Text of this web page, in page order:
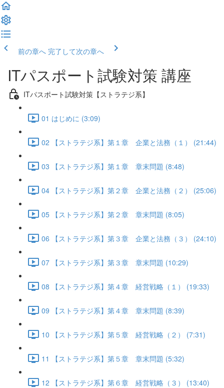
前の章へ 完了して次の章へ
ITパスポート試験対策 講座
ITパスポート試験対策【ストラテジ系】
01 はじめに (3:09)
02 【ストラテジ系】第１章 企業と法務（１） (21:44)
03 【ストラテジ系】第１章 章末問題 (8:48)
04 【ストラテジ系】第２章 企業と法務（２） (25:06)
05 【ストラテジ系】第２章 章末問題 (8:05)
06 【ストラテジ系】第３章 企業と法務（３） (24:10)
07 【ストラテジ系】第３章 章末問題 (10:29)
08 【ストラテジ系】第４章 経営戦略（１） (19:33)
09 【ストラテジ系】第４章 章末問題 (8:39)
10 【ストラテジ系】第５章 経営戦略（２） (7:31)
11 【ストラテジ系】第５章 章末問題 (5:32)
12 【ストラテジ系】第６章 経営戦略（３） (13:40)